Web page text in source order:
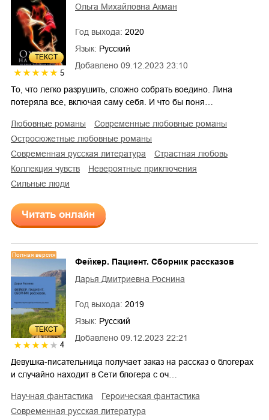
ТЕКСТ
5
Добавлено 09.12.2023 23:10
Ольга Михайловна Акман
Год выхода: 2020
Язык: Русский
То, что легко разрушить, сложно собрать воедино. Лина
потеряла все, включая саму себя. И что бы поня…
любовные романы
современные любовные романы
остросюжетные любовные романы
современная русская литература
страстная любовь
коллекция чувств
невероятные приключения
сильные люди
Читать онлайн
ТЕКСТ
Полная версия
4
Добавлено 09.12.2023 22:21
Фейкер. Пациент. Сборник рассказов
Дарья Дмитриевна Роснина
Год выхода: 2019
Язык: Русский
Девушка-писательница ­получает заказ на рас­сказ о блогерах
и случ­айно находит в Сети б­логера с оч…
научная фантастика
героическая фантастика
современная русская литература